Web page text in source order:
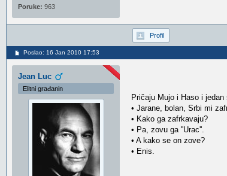
Poruke: 963
Profil
Poslao: 16 Jan 2010 17:53
Jean Luc
Elitni građanin
Pričaju Mujo i Haso i jedan
• Jarane, bolan, Srbi mi
• Kako ga zafrkavaju?
• Pa, zovu ga ''Urac''.
• A kako se on zove?
• Enis.